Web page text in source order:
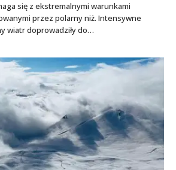
się z ekstremalnymi warunkami
przez polarny niż. Intensywne
wiatr doprowadziły do…